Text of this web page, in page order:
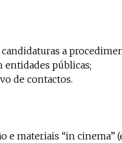
a
entidades públicas;
de contactos.
e materiais “in cinema”